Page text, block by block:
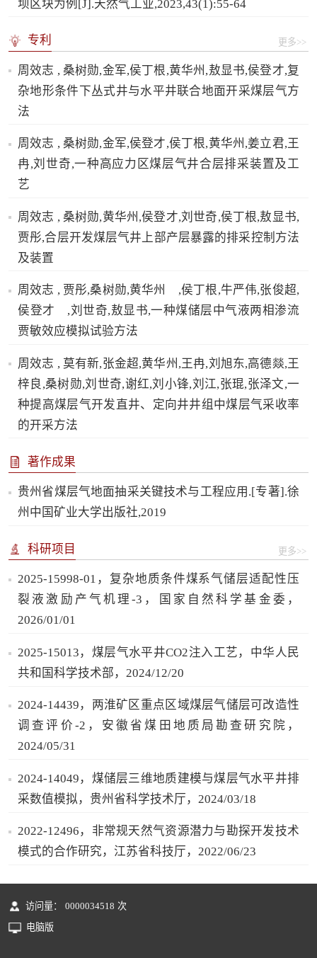
坝区块为例[J].天然气工业,2023,43(1):55-64
专利 更多>>
周效志 , 桑树勋,金军,侯丁根,黄华州,敖显书,侯登才,复
杂地形条件下丛式井与水平井联合地面开采煤层气方
法
周效志 , 桑树勋,金军,侯登才,侯丁根,黄华州,姜立君,王
冉,刘世奇,一种高应力区煤层气井合层排采装置及工
艺
周效志 , 桑树勋,黄华州,侯登才,刘世奇,侯丁根,敖显书,
贾彤,合层开发煤层气井上部产层暴露的排采控制方法
及装置
周效志 , 贾彤,桑树勋,黄华州 ,侯丁根,牛严伟,张俊超,
侯登才 ,刘世奇,敖显书,一种煤储层中气液两相渗流
贾敏效应模拟试验方法
周效志 , 莫有新,张金超,黄华州,王冉,刘旭东,高德燚,王
梓良,桑树勋,刘世奇,谢红,刘小锋,刘江,张琨,张泽文,一
种提高煤层气开发直井、定向井井组中煤层气采收率
的开采方法
著作成果
贵州省煤层气地面抽采关键技术与工程应用.[专著].徐
州中国矿业大学出版社,2019
科研项目 更多>>
2025-15998-01，复杂地质条件煤系气储层适配性压
裂液激励产气机理-3，国家自然科学基金委，
2026/01/01
2025-15013，煤层气水平井CO2注入工艺，中华人民
共和国科学技术部，2024/12/20
2024-14439，两淮矿区重点区域煤层气储层可改造性
调查评价-2，安徽省煤田地质局勘查研究院，
2024/05/31
2024-14049，煤储层三维地质建模与煤层气水平井排
采数值模拟，贵州省科学技术厅，2024/03/18
2022-12496，非常规天然气资源潜力与勘探开发技术
模式的合作研究，江苏省科技厅，2022/06/23
访问量： 0000034518 次
电脑版